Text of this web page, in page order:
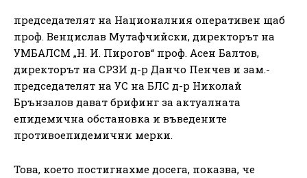
председателят на Националния оперативен щаб
проф. Венцислав Мутафчийски, директорът на
УМБАЛСМ „Н. И. Пирогов“ проф. Асен Балтов,
директорът на СРЗИ д-р Данчо Пенчев и зам.-
председателят на УС на БЛС д-р Николай
Брънзалов дават брифинг за актуалната
епидемична обстановка и въведените
противоепидемични мерки.
Това, което постигнахме досега, показва, че